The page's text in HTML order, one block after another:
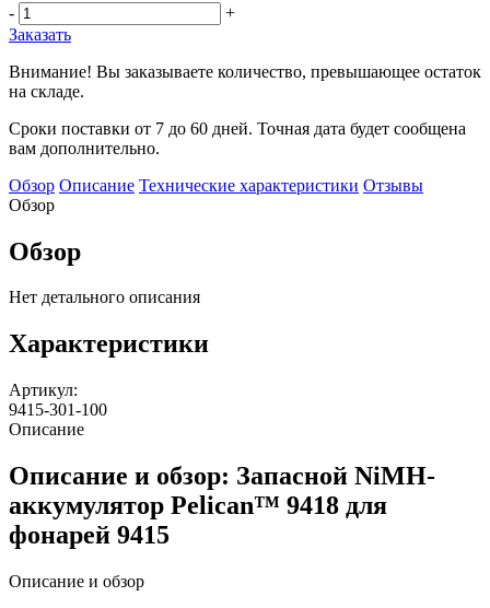
-
+
Заказать
Внимание! Вы заказываете количество, превышающее остаток
на складе.
Сроки поставки от 7 до 60 дней. Точная дата будет сообщена
вам дополнительно.
Обзор Описание Технические характеристики Отзывы
Обзор
Обзор
Нет детального описания
Характеристики
Артикул:
9415-301-100
Описание
Описание и обзор: Запасной NiMH-
аккумулятор Pelican™ 9418 для
фонарей 9415
Описание и обзор